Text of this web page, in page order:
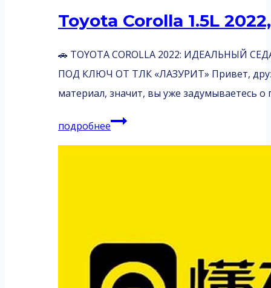
Toyota Corolla 1.5L
🚗 TOYOTA COROLLA 2022: ИДЕАЛЬНЫЙ
ПОД КЛЮЧ ОТ ТЛК «ЛАЗУРИТ» Привет,
материал, значит, вы уже задумываетесь
подробнееToyota